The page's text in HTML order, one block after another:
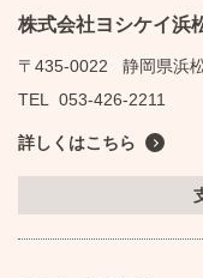
株式会社ヨシケイ浜
〒435-0022
静岡県浜
TEL
053-426-2211
詳しくはこちら